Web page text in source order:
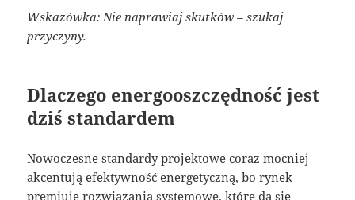
Wskazówka: Nie naprawiaj skutków – szukaj
przyczyny.
Dlaczego energooszczędność jest
dziś standardem
Nowoczesne standardy projektowe coraz mocniej
akcentują efektywność energetyczną, bo rynek
premiuje rozwiązania systemowe, które da się